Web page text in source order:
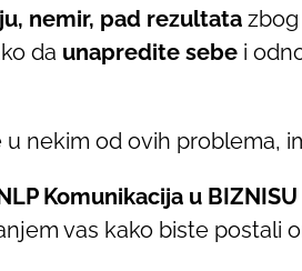
nemir, pad rezultata
da unapredite sebe i
nekim od ovih problema,
Komunikacija u BIZNISU
vas kako biste postali